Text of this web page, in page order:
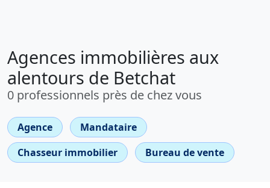
Agences immobilières aux
alentours de Betchat
0 professionnels près de chez vous
Agence
Mandataire
Chasseur immobilier
Bureau de vente